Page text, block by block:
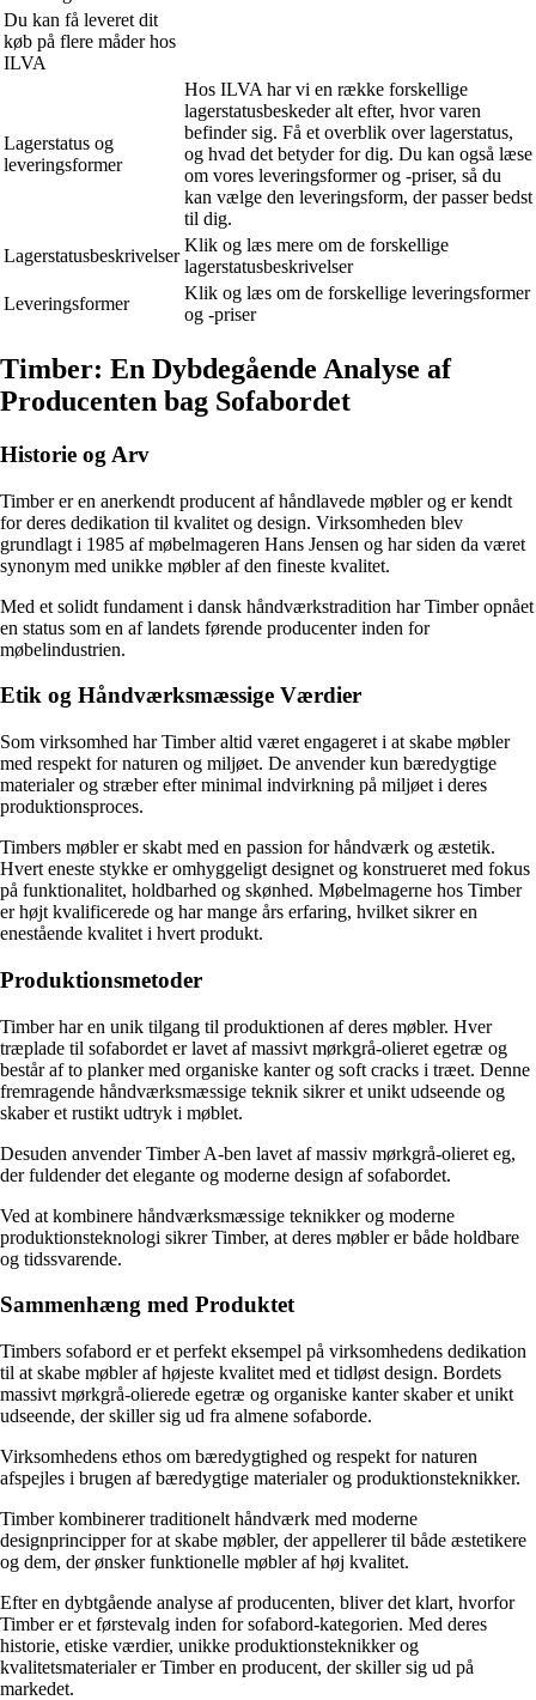
Du kan få leveret dit
køb på flere måder hos
ILVA
Lagerstatus og
leveringsformer
Hos ILVA har vi en række forskellige
lagerstatusbeskeder alt efter, hvor varen
befinder sig. Få et overblik over lagerstatus,
og hvad det betyder for dig. Du kan også læse
om vores leveringsformer og -priser, så du
kan vælge den leveringsform, der passer bedst
til dig.
Lagerstatusbeskrivelser
Klik og læs mere om de forskellige
lagerstatusbeskrivelser
Leveringsformer
Klik og læs om de forskellige leveringsformer
og -priser
Timber: En Dybdegående Analyse af
Producenten bag Sofabordet
Historie og Arv
Timber er en anerkendt producent af håndlavede møbler og er kendt
for deres dedikation til kvalitet og design. Virksomheden blev
grundlagt i 1985 af møbelmageren Hans Jensen og har siden da været
synonym med unikke møbler af den fineste kvalitet.
Med et solidt fundament i dansk håndværkstradition har Timber opnået
en status som en af landets førende producenter inden for
møbelindustrien.
Etik og Håndværksmæssige Værdier
Som virksomhed har Timber altid været engageret i at skabe møbler
med respekt for naturen og miljøet. De anvender kun bæredygtige
materialer og stræber efter minimal indvirkning på miljøet i deres
produktionsproces.
Timbers møbler er skabt med en passion for håndværk og æstetik.
Hvert eneste stykke er omhyggeligt designet og konstrueret med fokus
på funktionalitet, holdbarhed og skønhed. Møbelmagerne hos Timber
er højt kvalificerede og har mange års erfaring, hvilket sikrer en
enestående kvalitet i hvert produkt.
Produktionsmetoder
Timber har en unik tilgang til produktionen af deres møbler. Hver
træplade til sofabordet er lavet af massivt mørkgrå-olieret egetræ og
består af to planker med organiske kanter og soft cracks i træet. Denne
fremragende håndværksmæssige teknik sikrer et unikt udseende og
skaber et rustikt udtryk i møblet.
Desuden anvender Timber A-ben lavet af massiv mørkgrå-olieret eg,
der fuldender det elegante og moderne design af sofabordet.
Ved at kombinere håndværksmæssige teknikker og moderne
produktionsteknologi sikrer Timber, at deres møbler er både holdbare
og tidssvarende.
Sammenhæng med Produktet
Timbers sofabord er et perfekt eksempel på virksomhedens dedikation
til at skabe møbler af højeste kvalitet med et tidløst design. Bordets
massivt mørkgrå-olierede egetræ og organiske kanter skaber et unikt
udseende, der skiller sig ud fra almene sofaborde.
Virksomhedens ethos om bæredygtighed og respekt for naturen
afspejles i brugen af bæredygtige materialer og produktionsteknikker.
Timber kombinerer traditionelt håndværk med moderne
designprincipper for at skabe møbler, der appellerer til både æstetikere
og dem, der ønsker funktionelle møbler af høj kvalitet.
Efter en dybtgående analyse af producenten, bliver det klart, hvorfor
Timber er et førstevalg inden for sofabord-kategorien. Med deres
historie, etiske værdier, unikke produktionsteknikker og
kvalitetsmaterialer er Timber en producent, der skiller sig ud på
markedet.